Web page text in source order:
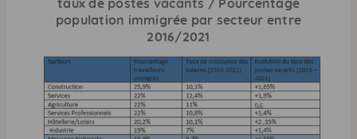
taux de postes vacants / Pourcentage
population immigrée par secteur entre
2016/2021